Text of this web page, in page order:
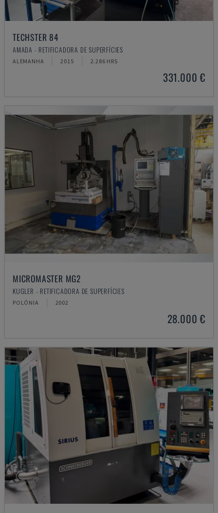
TECHSTER 84
AMADA - RETIFICADORA DE SUPERFÍCIES
ALEMANHA 2015 2.286 HRS
331.000 €
MICROMASTER MG2
KUGLER - RETIFICADORA DE SUPERFÍCIES
POLÓNIA 2002
28.000 €